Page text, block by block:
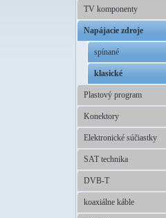
TV komponenty
Napájacie zdroje
spínané
klasické
Plastový program
Konektory
Elektronické súčiastky
SAT technika
DVB-T
koaxiálne káble